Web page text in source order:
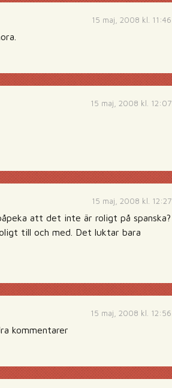
15 maj, 2008 kl. 11:46
15 maj, 2008 kl. 12:07
15 maj, 2008 kl. 12:27
att det inte är roligt på spanska?
till och med. Det luktar bara
15 maj, 2008 kl. 12:56
kommentarer